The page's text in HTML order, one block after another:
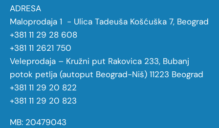
ADRESA
Maloprodaja 1 - Ulica Tadeuša Košćuška 7, Beograd
+381 11 29 28 608
+381 11 2621 750
Veleprodaja – Kružni put Rakovica 233, Bubanj
potok petlja (autoput Beograd-Niš) 11223 Beograd
+381 11 29 20 822
+381 11 29 20 823
MB: 20479043